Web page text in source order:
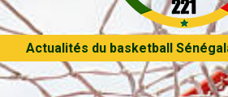
Actualités du basketball